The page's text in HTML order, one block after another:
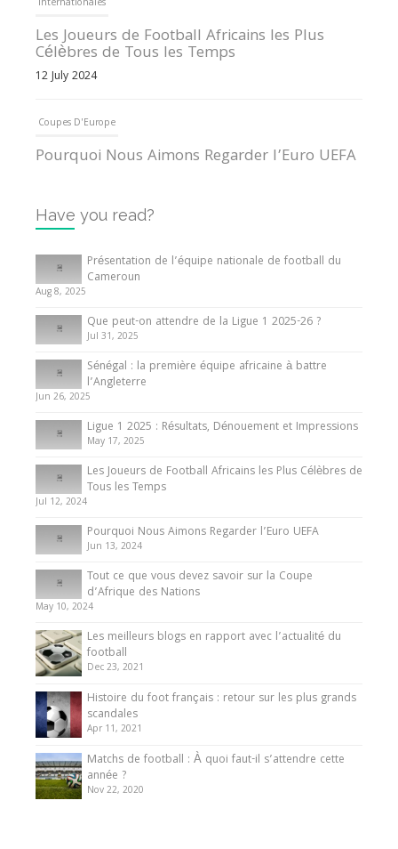
Internationales
Les Joueurs de Football Africains les Plus
Célèbres de Tous les Temps
12 July 2024
Coupes D'Europe
Pourquoi Nous Aimons Regarder l’Euro UEFA
Internationales
Tout ce que vous devez savoir sur la Coupe
d’Afrique des Nations
10 May 2024
Internationales
Présentation de l’équipe nationale de football
du Cameroun
8 August 2025
Have you read?
Présentation de l’équipe nationale de football du
Cameroun
Aug 8, 2025
Que peut-on attendre de la Ligue 1 2025-26 ?
Jul 31, 2025
Sénégal : la première équipe africaine à battre
l’Angleterre
Jun 26, 2025
Ligue 1 2025 : Résultats, Dénouement et Impressions
May 17, 2025
Les Joueurs de Football Africains les Plus Célèbres de
Tous les Temps
Jul 12, 2024
Pourquoi Nous Aimons Regarder l’Euro UEFA
Jun 13, 2024
Tout ce que vous devez savoir sur la Coupe
d’Afrique des Nations
May 10, 2024
Les meilleurs blogs en rapport avec l’actualité du
football
Dec 23, 2021
Histoire du foot français : retour sur les plus grands
scandales
Apr 11, 2021
Matchs de football : À quoi faut-il s’attendre cette
année ?
Nov 22, 2020